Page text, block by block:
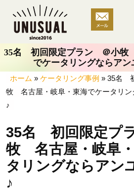
ツ
キ
35名 初回限定プラン ＠小牧
でケータリングならアン
ホーム » ケータリング事例 » 35名
牧 名古屋・岐阜・東海でケータリン
♪
35名 初回限定プ
牧 名古屋・岐阜
タリングならアン
♪